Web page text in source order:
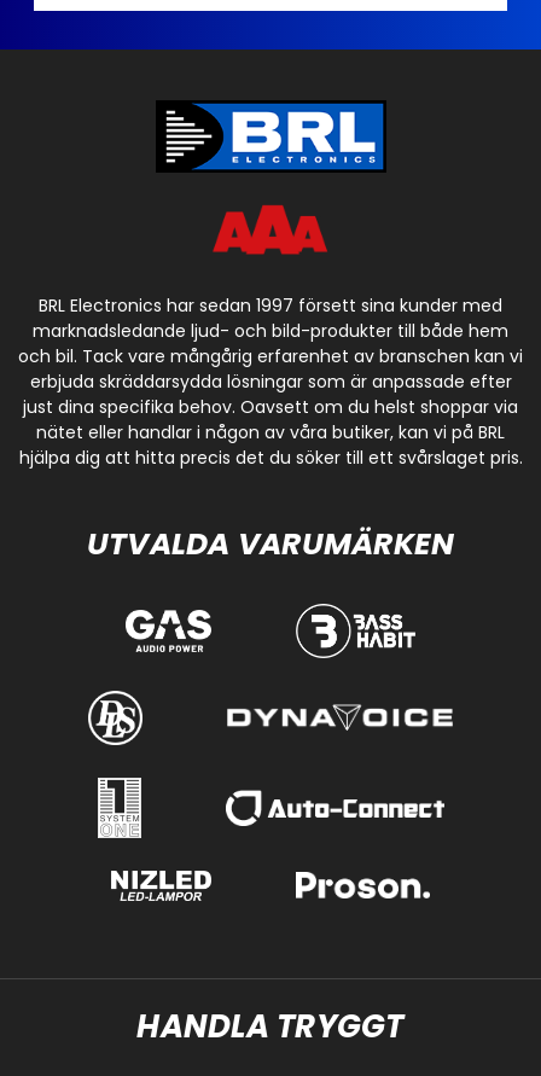
BRL Electronics har sedan 1997 försett sina kunder med
marknadsledande ljud- och bild-produkter till både hem
och bil. Tack vare mångårig erfarenhet av branschen kan vi
erbjuda skräddarsydda lösningar som är anpassade efter
just dina specifika behov. Oavsett om du helst shoppar via
nätet eller handlar i någon av våra butiker, kan vi på BRL
hjälpa dig att hitta precis det du söker till ett svårslaget pris.
UTVALDA VARUMÄRKEN
HANDLA TRYGGT